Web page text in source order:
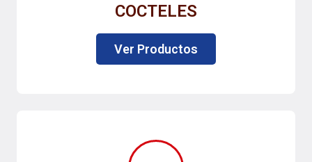
COCTELES
Ver Productos